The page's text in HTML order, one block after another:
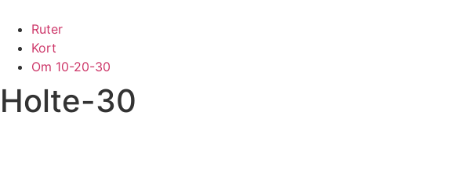
Ruter
Kort
Om 10-20-30
Holte-30